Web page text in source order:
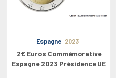
Espagne 2023
2€ Euros Commémorative
Espagne 2023 Présidence UE